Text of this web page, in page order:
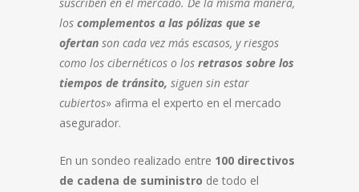
los complementos a las pólizas que se
ofertan son cada vez más escasos, y riesgos
como los cibernéticos o los retrasos sobre los
tiempos de tránsito, siguen sin estar
cubiertos» afirma el experto en el mercado
asegurador.
En un sondeo realizado entre 100 directivos
de cadena de suministro de todo el